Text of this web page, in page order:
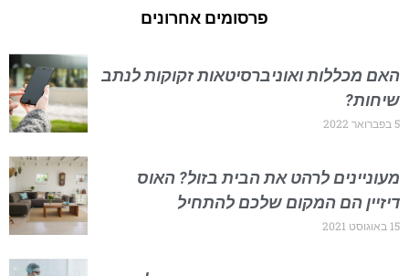
פרסומים אחרונים
האם מכללות ואוניברסיטאות זקוקות לנתב
שיחות?
5 בפברואר 2022
מעוניינים לרהט את הבית בזול? האוס
דיזיין הם המקום שלכם להתחיל
15 באוגוסט 2021